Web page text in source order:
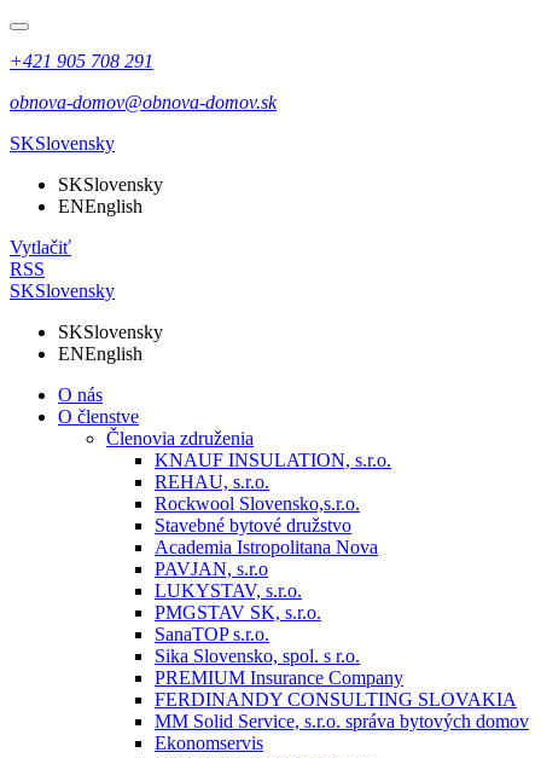
+421 905 708 291
obnova-domov@obnova-domov.sk
SKSlovensky
SKSlovensky
ENEnglish
Vytlačiť
RSS
SKSlovensky
SKSlovensky
ENEnglish
O nás
O členstve
Členovia združenia
KNAUF INSULATION, s.r.o.
REHAU, s.r.o.
Rockwool Slovensko,s.r.o.
Stavebné bytové družstvo
Academia Istropolitana Nova
PAVJAN, s.r.o
LUKYSTAV, s.r.o.
PMGSTAV SK, s.r.o.
SanaTOP s.r.o.
Sika Slovensko, spol. s r.o.
PREMIUM Insurance Company
FERDINANDY CONSULTING SLOVAKIA
MM Solid Service, s.r.o. správa bytových domov
Ekonomservis